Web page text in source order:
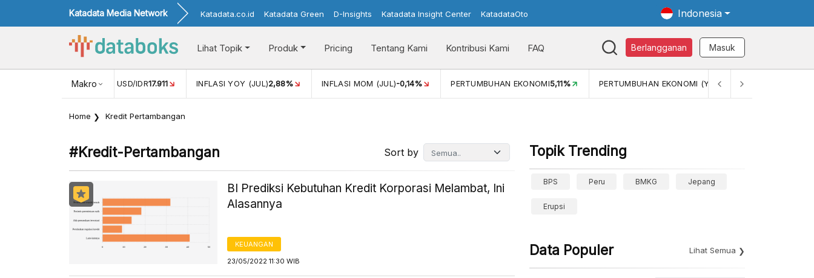
Katadata Media Network Katadata.co.id Katadata Green D-Insights Katadata Insight Center KatadataOto Indonesia
Lihat Topik Produk Pricing Tentang Kami Kontribusi Kami FAQ Berlangganan Masuk
Makro
NILAI TUKAR USD/IDR17.911 INFLASI YOY (JUL)2,88% INFLASI MOM (JUL)-0,14% PERTUMBUHAN EKONOMI5,11% PERTUMBUHAN EKONOMI (YOY) (Q1)5,61%
Home Kredit Pertambangan
#kredit-Pertambangan Sort by
BI Prediksi Kebutuhan Kredit Korporasi Melambat, Ini
Alasannya
KEUANGAN
23/05/2022 11:30 WIB
Topik Trending
BPS Peru BMKG Jepang
Erupsi
Data Populer Lihat Semua